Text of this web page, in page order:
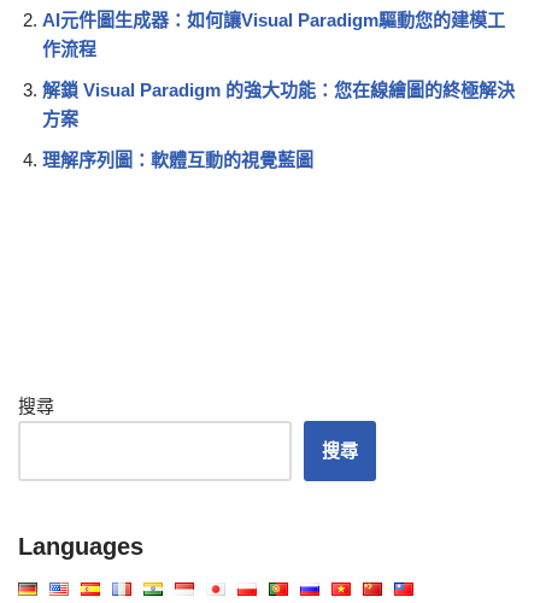
AI元件圖生成器：如何讓Visual Paradigm驅動您的建模工
作流程
解鎖 Visual Paradigm 的強大功能：您在線繪圖的終極解決
方案
理解序列圖：軟體互動的視覺藍圖
搜尋
搜尋
Languages